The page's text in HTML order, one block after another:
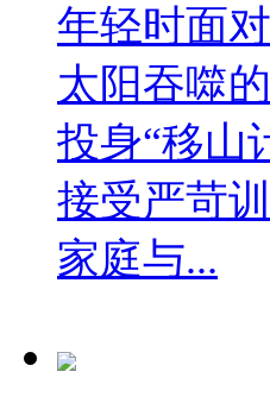
年轻时面
太阳吞噬
投身“移山
接受严苛
家庭与...